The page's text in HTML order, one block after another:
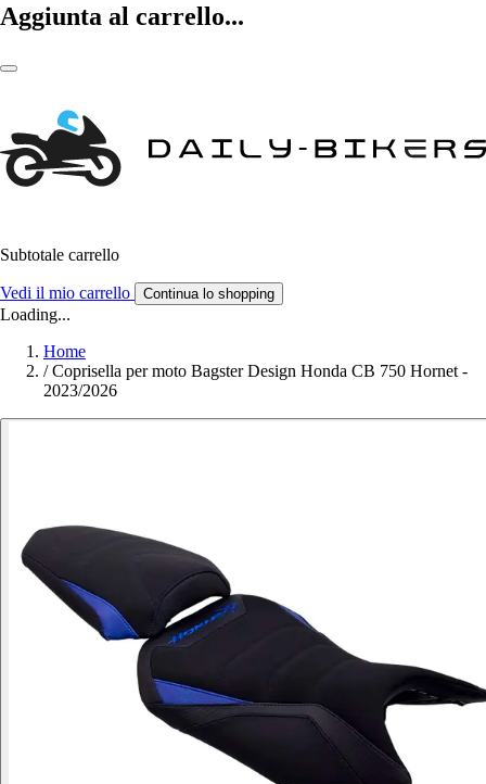
Aggiunta al carrello...
Subtotale carrello
Vedi il mio carrello Continua lo shopping
Loading...
Home
/ Coprisella per moto Bagster Design Honda CB 750 Hornet -
2023/2026